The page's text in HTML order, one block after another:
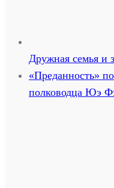
Дружная семья и
«Преданность»
полководца Юэ